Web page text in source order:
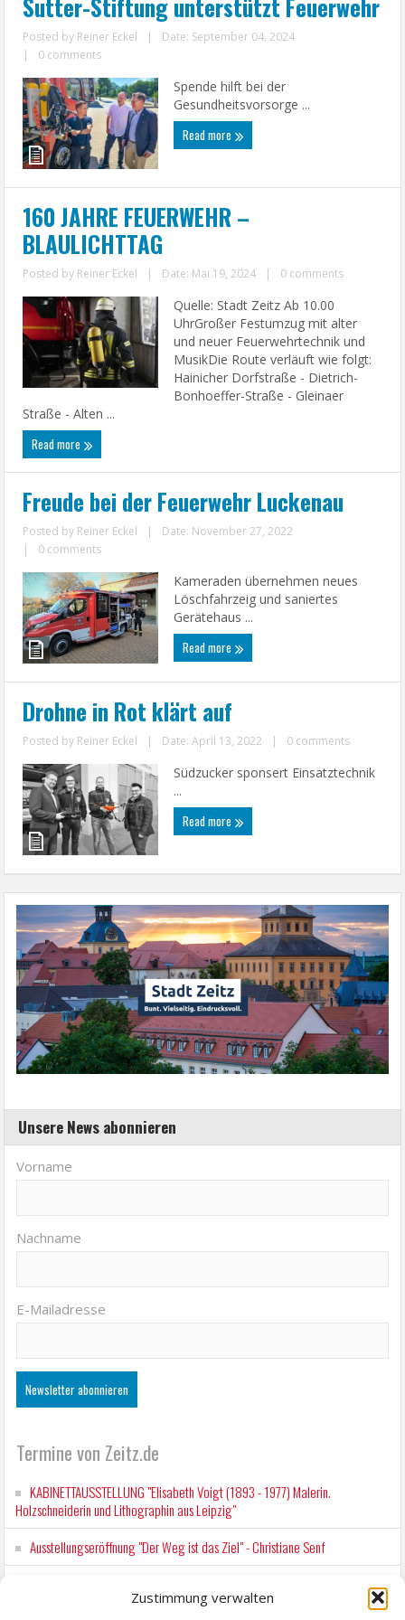
Zustimmung verwalten
Sutter-Stiftung unterstützt Feuerwehr
Posted by Reiner Eckel |
Date: September 04, 2024
|
0 comments
Spende hilft bei der
Gesundheitsvorsorge ...
Read more
160 JAHRE FEUERWEHR –
BLAULICHTTAG
Posted by Reiner Eckel | Date: Mai 19, 2024 | 0 comments
Quelle: Stadt Zeitz Ab 10.00
UhrGroßer Festumzug mit alter
und neuer Feuerwehrtechnik und
MusikDie Route verläuft wie folgt:
Hainicher Dorfstraße - Dietrich-
Bonhoeffer-Straße - Gleinaer
Straße - Alten ...
Read more
Freude bei der Feuerwehr Luckenau
Posted by Reiner Eckel |
Date: November 27, 2022
|
0 comments
Kameraden übernehmen neues
Löschfahrzeig und saniertes
Gerätehaus ...
Read more
Drohne in Rot klärt auf
Posted by Reiner Eckel | Date: April 13, 2022 | 0 comments
Südzucker sponsert Einsatztechnik
...
Read more
Unsere News abonnieren
Vorname
Nachname
E-Mailadresse
Termine von Zeitz.de
KABINETTAUSSTELLUNG "Elisabeth Voigt (1893 - 1977) Malerin.
Holzschneiderin und Lithographin aus Leipzig"
Ausstellungseröffnung "Der Weg ist das Ziel" - Christiane Senf